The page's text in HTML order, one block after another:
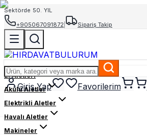
Sektörde 50. YIL
+905067091872
Sipariş Takip
Giriş Yap Favorilerim
El Aletleri
Akülü Aletler
Elektrikli Aletler
Havalı Aletler
Makineler